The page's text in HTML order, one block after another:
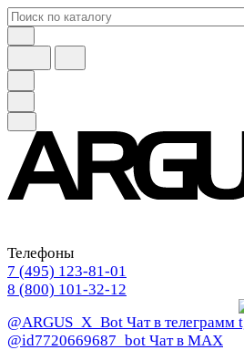
Телефоны
7 (495) 123-81-01
8 (800) 101-32-12
@ARGUS_X_Bot Чат в телеграмм
@id7720669687_bot Чат в МАХ